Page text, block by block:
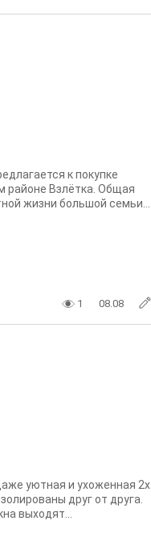
к покупке
районе Взлётка. Общая
жизни большой семьи...
1 08.08
уютная и ухоженная 2х
друг от друга.
выходят...